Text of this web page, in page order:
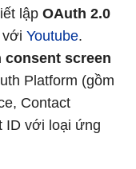
lập OAuth 2.0
với Youtube.
consent screen
Platform (gồm
Contact
ID với loại ứng